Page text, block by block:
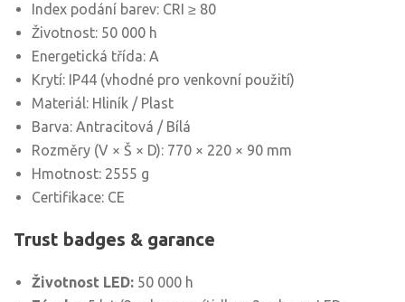
Index podání barev: CRI ≥ 80
Životnost: 50 000 h
Energetická třída: A
Krytí: IP44 (vhodné pro venkovní použití)
Materiál: Hliník / Plast
Barva: Antracitová / Bílá
Rozměry (V × Š × D): 770 × 220 × 90 mm
Hmotnost: 2555 g
Certifikace: CE
Trust badges & garance
Životnost LED: 50 000 h